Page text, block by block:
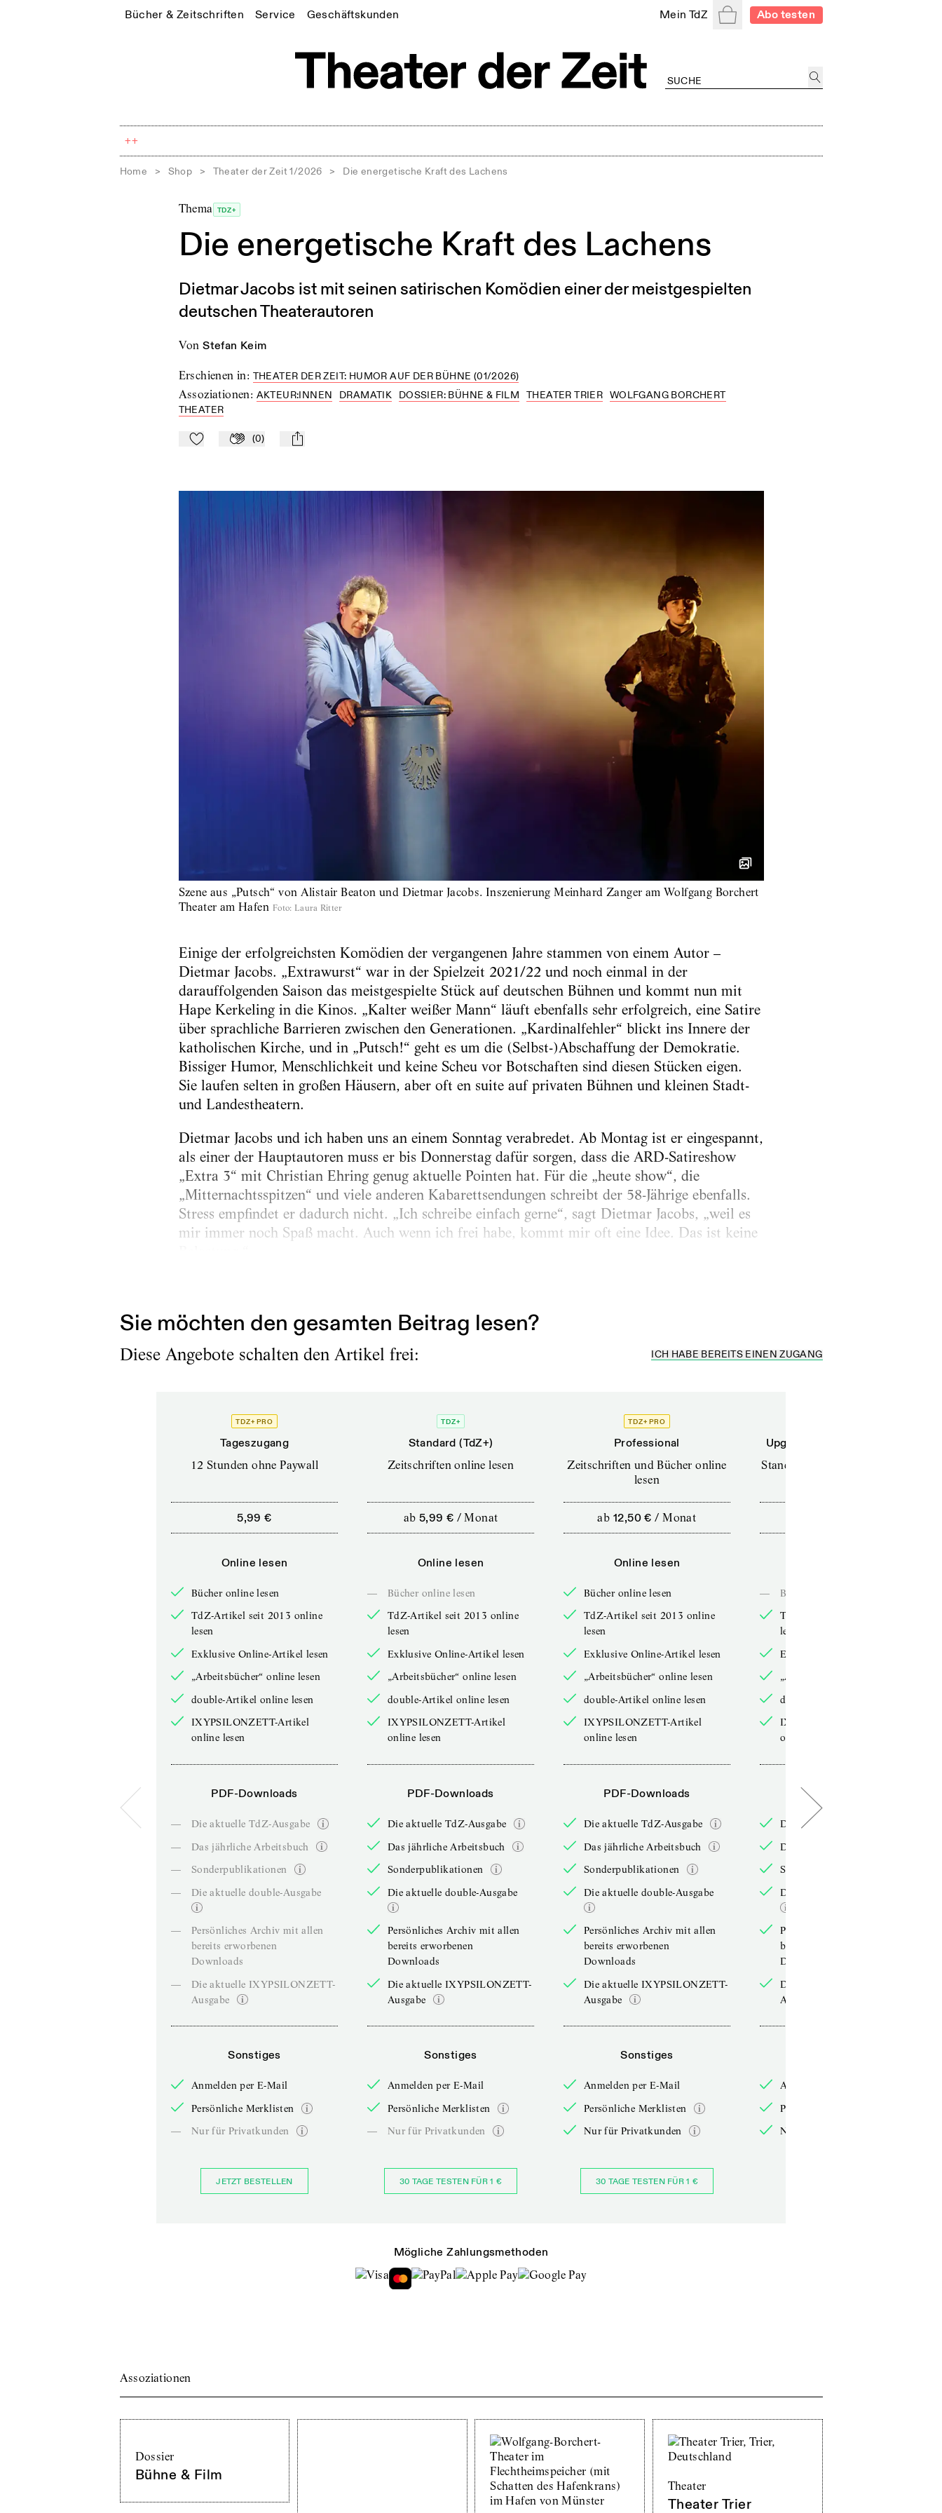
Bücher & Zeitschriften Service Geschäftskunden Mein TdZ WarenkorbAbo testen
++
Home > Shop > Theater der Zeit 1/2026 > Die energetische Kraft des Lachens
Thema TDZ+
Die energetische Kraft des Lachens
Dietmar Jacobs ist mit seinen satirischen Komödien einer der meistgespielten
deutschen Theaterautoren
von Stefan Keim
Erschienen in: THEATER DER ZEIT: HUMOR AUF DER BÜHNE (01/2026)
Assoziationen: AKTEUR:INNEN DRAMATIK DOSSIER: BÜHNE & FILM THEATER TRIER WOLFGANG BORCHERT
THEATER
Zu Mein-TdZ hinzufügen
Applaudieren
(0) mail
Szene aus „Putsch“ von Alistair Beaton und Dietmar Jacobs. Inszenierung Meinhard Zanger am Wolfgang Borchert
Theater am Hafen Foto: Laura Ritter
Einige der erfolgreichsten Komödien der vergangenen Jahre stammen von einem Autor –
Dietmar Jacobs. „Extrawurst“ war in der Spielzeit 2021/22 und noch einmal in der
darauffolgenden Saison das meistgespielte Stück auf deutschen Bühnen und kommt nun mit
Hape Kerkeling in die Kinos. „Kalter weißer Mann“ läuft ebenfalls sehr erfolgreich, eine Satire
über sprachliche Barrieren zwischen den Generationen. „Kardinalfehler“ blickt ins Innere der
katholischen Kirche, und in „Putsch!“ geht es um die (Selbst-)Abschaffung der Demokratie.
Bissiger Humor, Menschlichkeit und keine Scheu vor Botschaften sind diesen Stücken eigen.
Sie laufen selten in großen Häusern, aber oft en suite auf privaten Bühnen und kleinen Stadt-
und Landestheatern.
Dietmar Jacobs und ich haben uns an einem Sonntag verabredet. Ab Montag ist er eingespannt,
als einer der Hauptautoren muss er bis Donnerstag dafür sorgen, dass die ARD-Satireshow
„Extra 3“ mit Christian Ehring genug aktuelle Pointen hat. Für die „heute show“, die
„Mitternachtsspitzen“ und viele anderen Kabarettsendungen schreibt der 58-Jährige ebenfalls.
Stress empfindet er dadurch nicht. „Ich schreibe einfach gerne“, sagt Dietmar Jacobs, „weil es
mir immer noch Spaß macht. Auch wenn ich frei habe, kommt mir oft eine Idee. Das ist keine
Sie möchten den gesamten Beitrag lesen?
Diese Angebote schalten den Artikel frei: ICH HABE BEREITS EINEN ZUGANG
TDZ+ PRO
Tageszugang
12 Stunden ohne Paywall
5,99 €
Online lesen
Bücher online lesen
TdZ-Artikel seit 2013 online
lesen
Exklusive Online-Artikel lesen
„Arbeitsbücher“ online lesen
double-Artikel online lesen
IXYPSILONZETT-Artikel
online lesen
PDF-Downloads
—
Die aktuelle TdZ-Ausgabe
—
Das jährliche Arbeitsbuch
—
Sonderpublikationen
—
Die aktuelle double-Ausgabe
—
Persönliches Archiv mit allen
bereits erworbenen
Downloads
—
Die aktuelle IXYPSILONZETT-
Ausgabe
Sonstiges
Anmelden per E-Mail
Persönliche Merklisten
—
Nur für Privatkunden
JETZT BESTELLEN
TDZ+
Standard (TdZ+)
Zeitschriften online lesen
ab 5,99 € /Monat
Online lesen
—
Bücher online lesen
TdZ-Artikel seit 2013 online
lesen
Exklusive Online-Artikel lesen
„Arbeitsbücher“ online lesen
double-Artikel online lesen
IXYPSILONZETT-Artikel
online lesen
PDF-Downloads
Die aktuelle TdZ-Ausgabe
Das jährliche Arbeitsbuch
Sonderpublikationen
Die aktuelle double-Ausgabe
Persönliches Archiv mit allen
bereits erworbenen
Downloads
Die aktuelle IXYPSILONZETT-
Ausgabe
Sonstiges
Anmelden per E-Mail
Persönliche Merklisten
—
Nur für Privatkunden
30 TAGE TESTEN FÜR 1 €
TDZ+ PRO
Professional
Zeitschriften und Bücher online
lesen
ab 12,50 € /Monat
Online lesen
Bücher online lesen
TdZ-Artikel seit 2013 online
lesen
Exklusive Online-Artikel lesen
„Arbeitsbücher“ online lesen
double-Artikel online lesen
IXYPSILONZETT-Artikel
online lesen
PDF-Downloads
Die aktuelle TdZ-Ausgabe
Das jährliche Arbeitsbuch
Sonderpublikationen
Die aktuelle double-Ausgabe
Persönliches Archiv mit allen
bereits erworbenen
Downloads
Die aktuelle IXYPSILONZETT-
Ausgabe
Sonstiges
Anmelden per E-Mail
Persönliche Merklisten
Nur für Privatkunden
30 TAGE TESTEN FÜR 1 €
Upgrade für Printabonnenten
Standard (TdZ+) – Zeitschriften
—
Bücher online lesen
TdZ-Artikel seit 2013 online
lesen
Exklusive Online-Artikel lesen
„Arbeitsbücher“ online lesen
double-Artikel online lesen
IXYPSILONZETT-Artikel
online lesen
PDF-Downloads
Die aktuelle TdZ-Ausgabe
Das jährliche Arbeitsbuch
Sonderpublikationen
Die aktuelle double-Ausgabe
Persönliches Archiv mit allen
bereits erworbenen
Downloads
Die aktuelle IXYPSILONZETT-
Ausgabe
Anmelden per E-Mail
Persönliche Merklisten
Nur für Privatkunden
Mögliche Zahlungsmethoden
Assoziationen
Dossier
Bühne & Film
Theater
Theater Trier